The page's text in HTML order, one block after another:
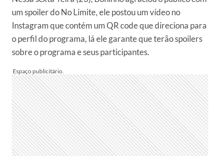
um spoiler do No Limite, ele postou um vídeo no
Instagram que contém um QR code que direciona para
o perfil do programa, lá ele garante que terão spoilers
sobre o programa e seus participantes.